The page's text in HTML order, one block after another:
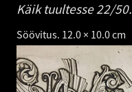
Käik tuultesse 22/50.
Söövitus. 12.0 × 10.0 cm